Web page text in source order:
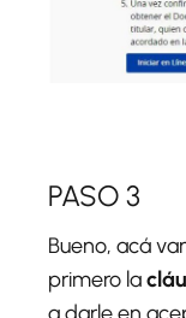
PASO 3
Bueno, acá
primero la